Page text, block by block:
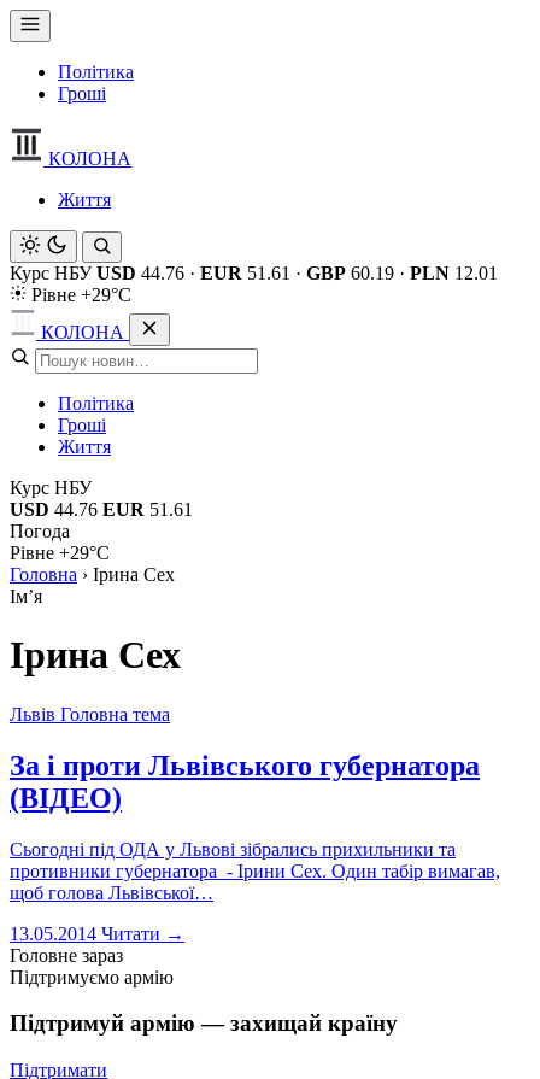
Політика
Гроші
КОЛОНА
Життя
Курс НБУ USD 44.76 · EUR 51.61 · GBP 60.19 · PLN 12.01
Рівне +29°C
КОЛОНА
Політика
Гроші
Життя
Курс НБУ
USD 44.76 EUR 51.61
Погода
Рівне +29°C
Головна › Ірина Сех
Імʼя
Ірина Сех
Львів Головна тема
За і проти Львівського губернатора
(ВІДЕО)
Сьогодні під ОДА у Львові зібрались прихильники та
противники губернатора - Ірини Сех. Один табір вимагав,
щоб голова Львівської…
13.05.2014 Читати →
Головне зараз
Підтримуємо армію
Підтримуй армію — захищай країну
Підтримати